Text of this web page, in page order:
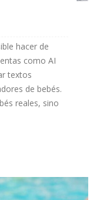
hacer de
como AI
textos
de bebés.
reales, sino